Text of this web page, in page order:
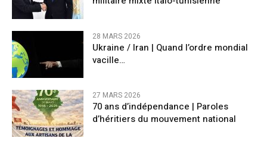
28 MARS 2026
Ukraine / Iran | Quand l’ordre mondial
vacille…
27 MARS 2026
70 ans d’indépendance | Paroles
d’héritiers du mouvement national